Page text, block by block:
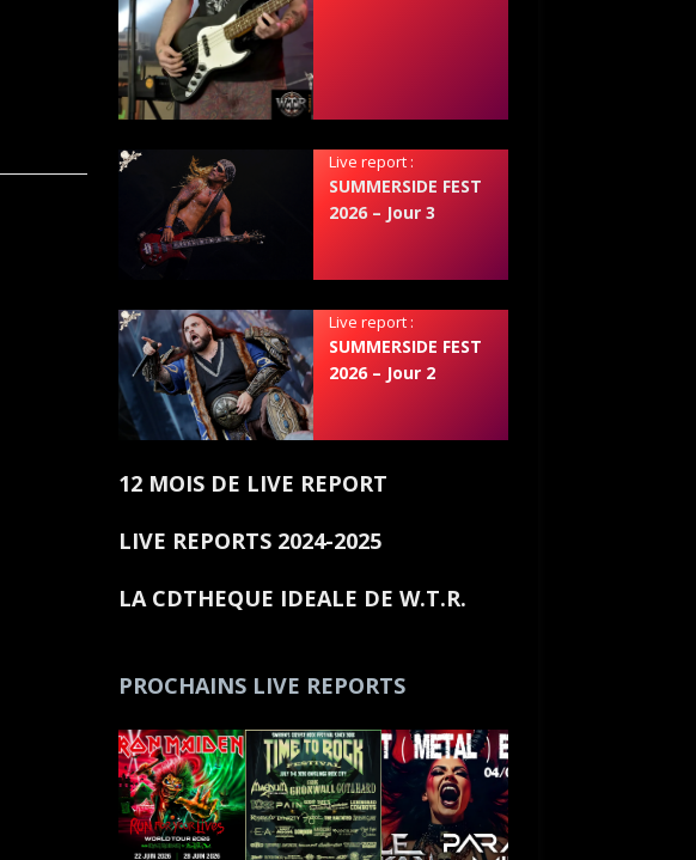
Live report :
SUMMERSIDE FEST
2026 – Jour 3
Live report :
SUMMERSIDE FEST
2026 – Jour 2
12 MOIS DE LIVE REPORT
LIVE REPORTS 2024-2025
LA CDTHEQUE IDEALE DE W.T.R.
PROCHAINS LIVE REPORTS